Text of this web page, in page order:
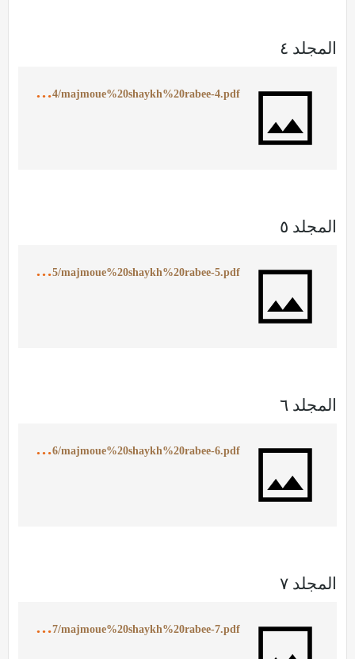
المجلد ٤
h
ttps://ia902509.us.archive.org/24/items/MajmoueShaykhRabee4/majmoue%20shaykh%20rabee-4.pdf
المجلد ٥
h
ttps://ia902506.us.archive.org/18/items/MajmoueShaykhRabee5/majmoue%20shaykh%20rabee-5.pdf
المجلد ٦
h
ttps://ia902507.us.archive.org/19/items/MajmoueShaykhRabee6/majmoue%20shaykh%20rabee-6.pdf
المجلد ٧
h
ttps://ia902504.us.archive.org/24/items/MajmoueShaykhRabee7/majmoue%20shaykh%20rabee-7.pdf